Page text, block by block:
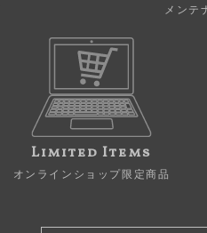
メンテ
Limited Items
オンラインショップ限定商品